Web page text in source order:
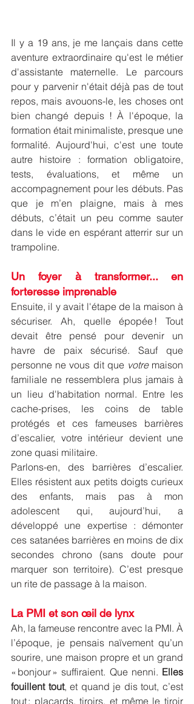
Il y a 19 ans, je me lançais dans cette
aventure extraordinaire qu'est le métier
d'assistante maternelle. Le parcours
pour y parvenir n'était déjà pas de tout
repos, mais avouons-le, les choses ont
bien changé depuis ! À l'époque, la
formation était minimaliste, presque une
formalité. Aujourd'hui, c'est une toute
autre histoire : formation obligatoire,
tests, évaluations, et même un
accompagnement pour les débuts. Pas
que je m’en plaigne, mais à mes
débuts, c’était un peu comme sauter
dans le vide en espérant atterrir sur un
trampoline.
Un foyer à transformer... en
forteresse imprenable
Ensuite, il y avait l'étape de la maison à
sécuriser. Ah, quelle épopée ! Tout
devait être pensé pour devenir un
havre de paix sécurisé. Sauf que
personne ne vous dit que votre maison
familiale ne ressemblera plus jamais à
un lieu d'habitation normal. Entre les
cache-prises, les coins de table
protégés et ces fameuses barrières
d’escalier, votre intérieur devient une
zone quasi militaire.
Parlons-en, des barrières d’escalier.
Elles résistent aux petits doigts curieux
des enfants, mais pas à mon
adolescent qui, aujourd’hui, a
développé une expertise : démonter
ces satanées barrières en moins de dix
secondes chrono (sans doute pour
marquer son territoire). C’est presque
un rite de passage à la maison.
La PMI et son œil de lynx
Ah, la fameuse rencontre avec la PMI. À
l’époque, je pensais naïvement qu’un
sourire, une maison propre et un grand
« bonjour » suffiraient. Que nenni. Elles
fouillent tout, et quand je dis tout, c’est
tout : placards, tiroirs, et même le tiroir